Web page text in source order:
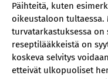
Päihteitä, kuten
oikeustaloon tultaessa.
turvatarkastuksessa on
reseptilääkkeistä on
koskeva selvitys
etteivät ulkopuoliset